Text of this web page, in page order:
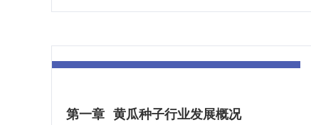
第一章 黄瓜种子行业发展概况